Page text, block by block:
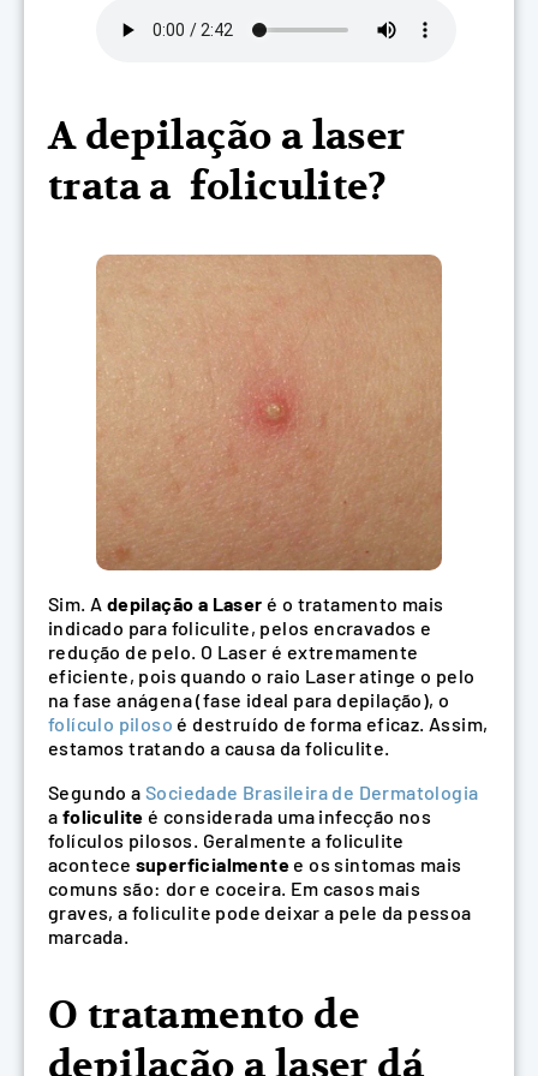
A depilação a laser
trata a foliculite?
Sim. A depilação a Laser é o tratamento mais
indicado para foliculite, pelos encravados e
redução de pelo. O Laser é extremamente
eficiente, pois quando o raio Laser atinge o pelo
na fase anágena (fase ideal para depilação), o
folículo piloso é destruído de forma eficaz. Assim,
estamos tratando a causa da foliculite.
Segundo a Sociedade Brasileira de Dermatologia
a foliculite é considerada uma infecção nos
folículos pilosos. Geralmente a foliculite
acontece superficialmente e os sintomas mais
comuns são: dor e coceira. Em casos mais
graves, a foliculite pode deixar a pele da pessoa
marcada.
O tratamento de